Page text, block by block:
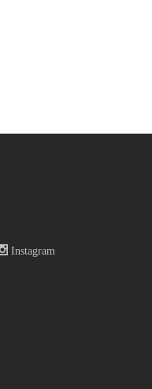
Instagram